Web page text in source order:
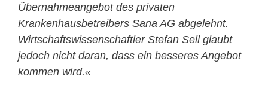
Übernahmeangebot des privaten
Krankenhausbetreibers Sana AG abgelehnt.
Wirtschaftswissenschaftler Stefan Sell glaubt
jedoch nicht daran, dass ein besseres Angebot
kommen wird.«